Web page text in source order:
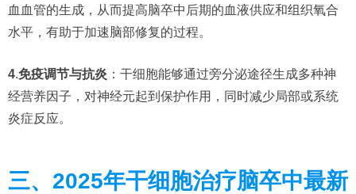
血血管的生成，从而提高脑卒中后期的血液供应和组织氧合
水平，有助于加速脑部修复的过程。
​4.免疫调节与抗炎​ ​：干细胞能够通过旁分泌途径生成多种神
经营养因子，对神经元起到保护作用，同时减少局部或系统
炎症反应。
三、2025年干细胞治疗脑卒中最新